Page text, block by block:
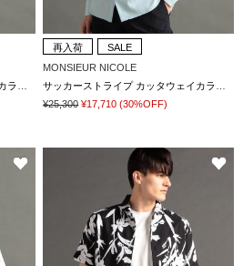
再入荷
SALE
MONSIEUR NICOLE
¥25,300 ¥17,710 (30%OFF)